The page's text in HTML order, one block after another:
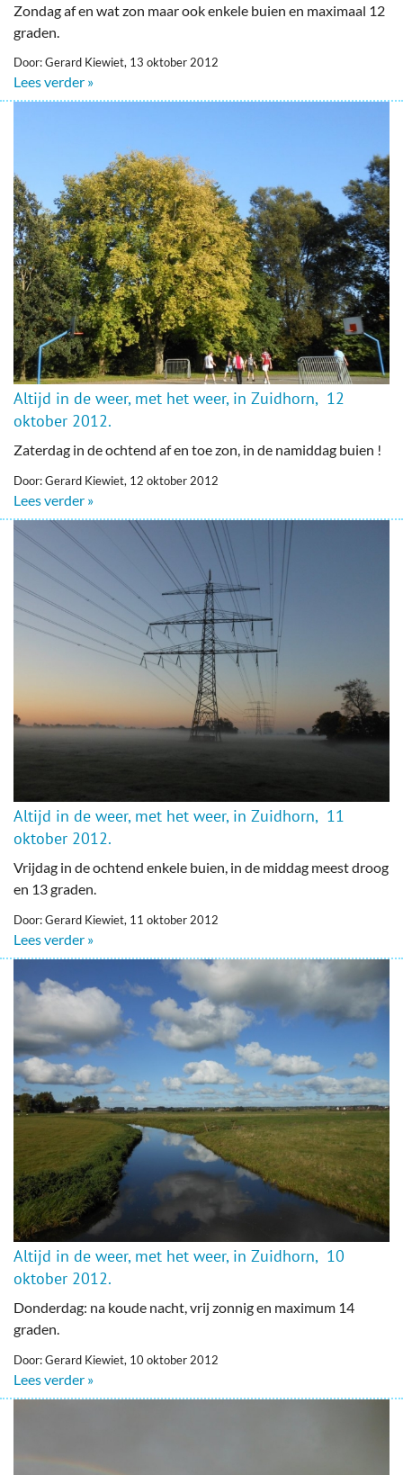
Zondag af en wat zon maar ook enkele buien en maximaal 12
graden.
Door: Gerard Kiewiet, 13 oktober 2012
Lees verder »
Altijd in de weer, met het weer, in Zuidhorn, 12
oktober 2012.
Zaterdag in de ochtend af en toe zon, in de namiddag buien !
Door: Gerard Kiewiet, 12 oktober 2012
Lees verder »
Altijd in de weer, met het weer, in Zuidhorn, 11
oktober 2012.
Vrijdag in de ochtend enkele buien, in de middag meest droog
en 13 graden.
Door: Gerard Kiewiet, 11 oktober 2012
Lees verder »
Altijd in de weer, met het weer, in Zuidhorn, 10
oktober 2012.
Donderdag: na koude nacht, vrij zonnig en maximum 14
graden.
Door: Gerard Kiewiet, 10 oktober 2012
Lees verder »